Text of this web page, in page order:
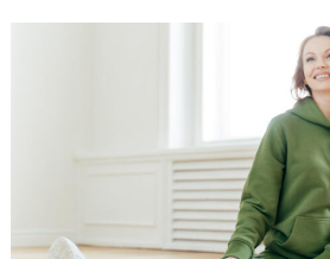
październik 2025
wrzesień 2025
sierpień 2025
lipiec 2025